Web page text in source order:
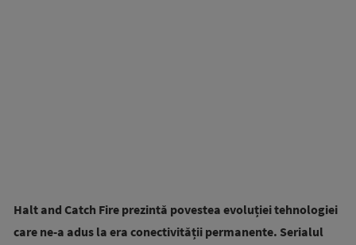
Halt and Catch Fire prezintă povestea evoluției tehnologiei
care ne-a adus la era conectivității permanente. Serialul